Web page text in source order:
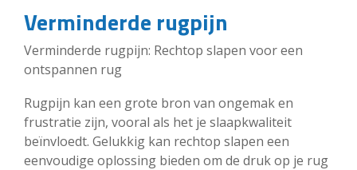
Verminderde rugpijn
Verminderde rugpijn: Rechtop slapen voor een
ontspannen rug
Rugpijn kan een grote bron van ongemak en
frustratie zijn, vooral als het je slaapkwaliteit
beïnvloedt. Gelukkig kan rechtop slapen een
eenvoudige oplossing bieden om de druk op je rug